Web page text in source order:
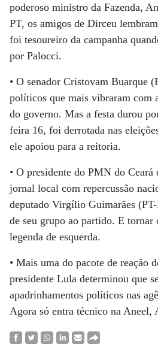
poderoso ministro da Fazenda,
PT, os amigos de Dirceu
foi tesoureiro da campanha
por Palocci.
• O senador Cristovam Buarque
políticos que mais vibraram com
do governo. Mas a festa durou
feira 16, foi derrotada nas
ele apoiou para a reitoria.
• O presidente do PMN do Ceará
jornal local com repercussão
deputado Virgílio Guimarães
de seu grupo ao partido. E
legenda de esquerda.
• Mais uma do pacote de reação
presidente Lula determinou que
apadrinhamentos políticos nas
Agora só entra técnico na Aneel,